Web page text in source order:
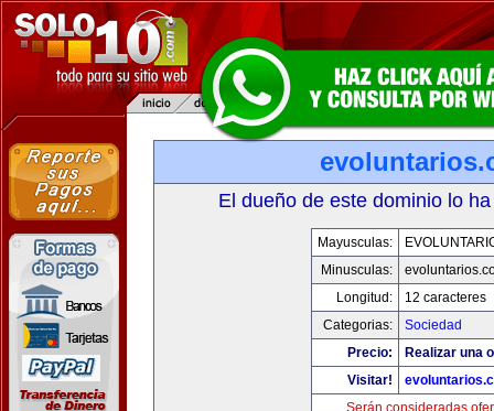
El dueño de este dominio lo
Mayusculas:
Minusculas:
Longitud:
12 caracteres
Categorias:
Sociedad
Precio:
Realizar una
Visitar!
Serán consideradas